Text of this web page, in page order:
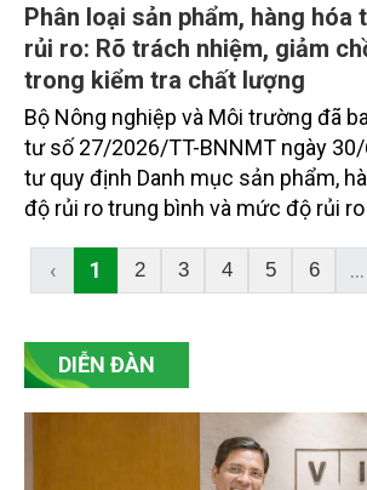
Phân loại sản phẩm, hàng hóa
rủi ro: Rõ trách nhiệm, giảm
trong kiểm tra chất lượng
Bộ Nông nghiệp và Môi trường đã
tư số 27/2026/TT-BNNMT ngày
tư quy định Danh mục sản phẩm,
độ rủi ro trung bình và mức độ rủi
phương thức quản lý chất lượng
mức độ rủi ro, làm rõ yêu cầu công
với hàng hóa nhập khẩu.
‹ 1 2 3 4 5 6 ...
DIỄN ĐÀN